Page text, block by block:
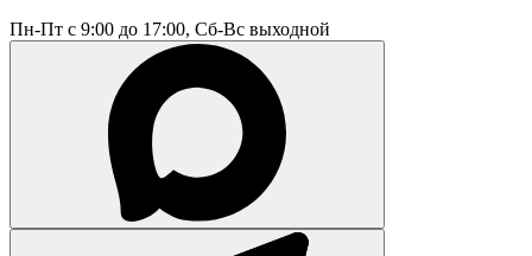
Пн-Пт с 9:00 до 17:00, Сб-Вс выходной